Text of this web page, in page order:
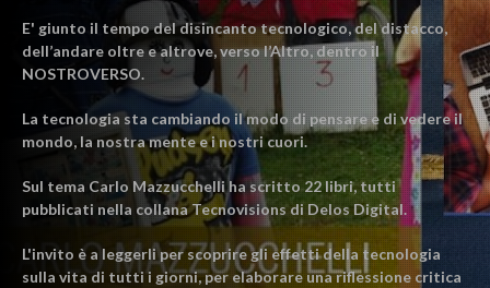
E' giunto il tempo del disincanto tecnologico, del distacco,
dell’andare oltre e altrove, verso l’Altro, dentro il
NOSTROVERSO.
La tecnologia sta cambiando il modo di pensare e di vedere il
mondo, la nostra mente e i nostri cuori.
Sul tema Carlo Mazzucchelli ha scritto 22 libri, tutti
pubblicati nella collana Tecnovisions di Delos Digital.
L'invito è a leggerli per scoprire gli effetti della tecnologia
sulla vita di tutti i giorni, per elaborare una riflessione critica